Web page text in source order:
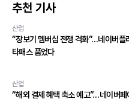
추천 기사
산업
“장보기 멤버십 전쟁 격화”…네이버플
타패스 품었다
산업
“해외 결제 혜택 축소 예고”…네이버페